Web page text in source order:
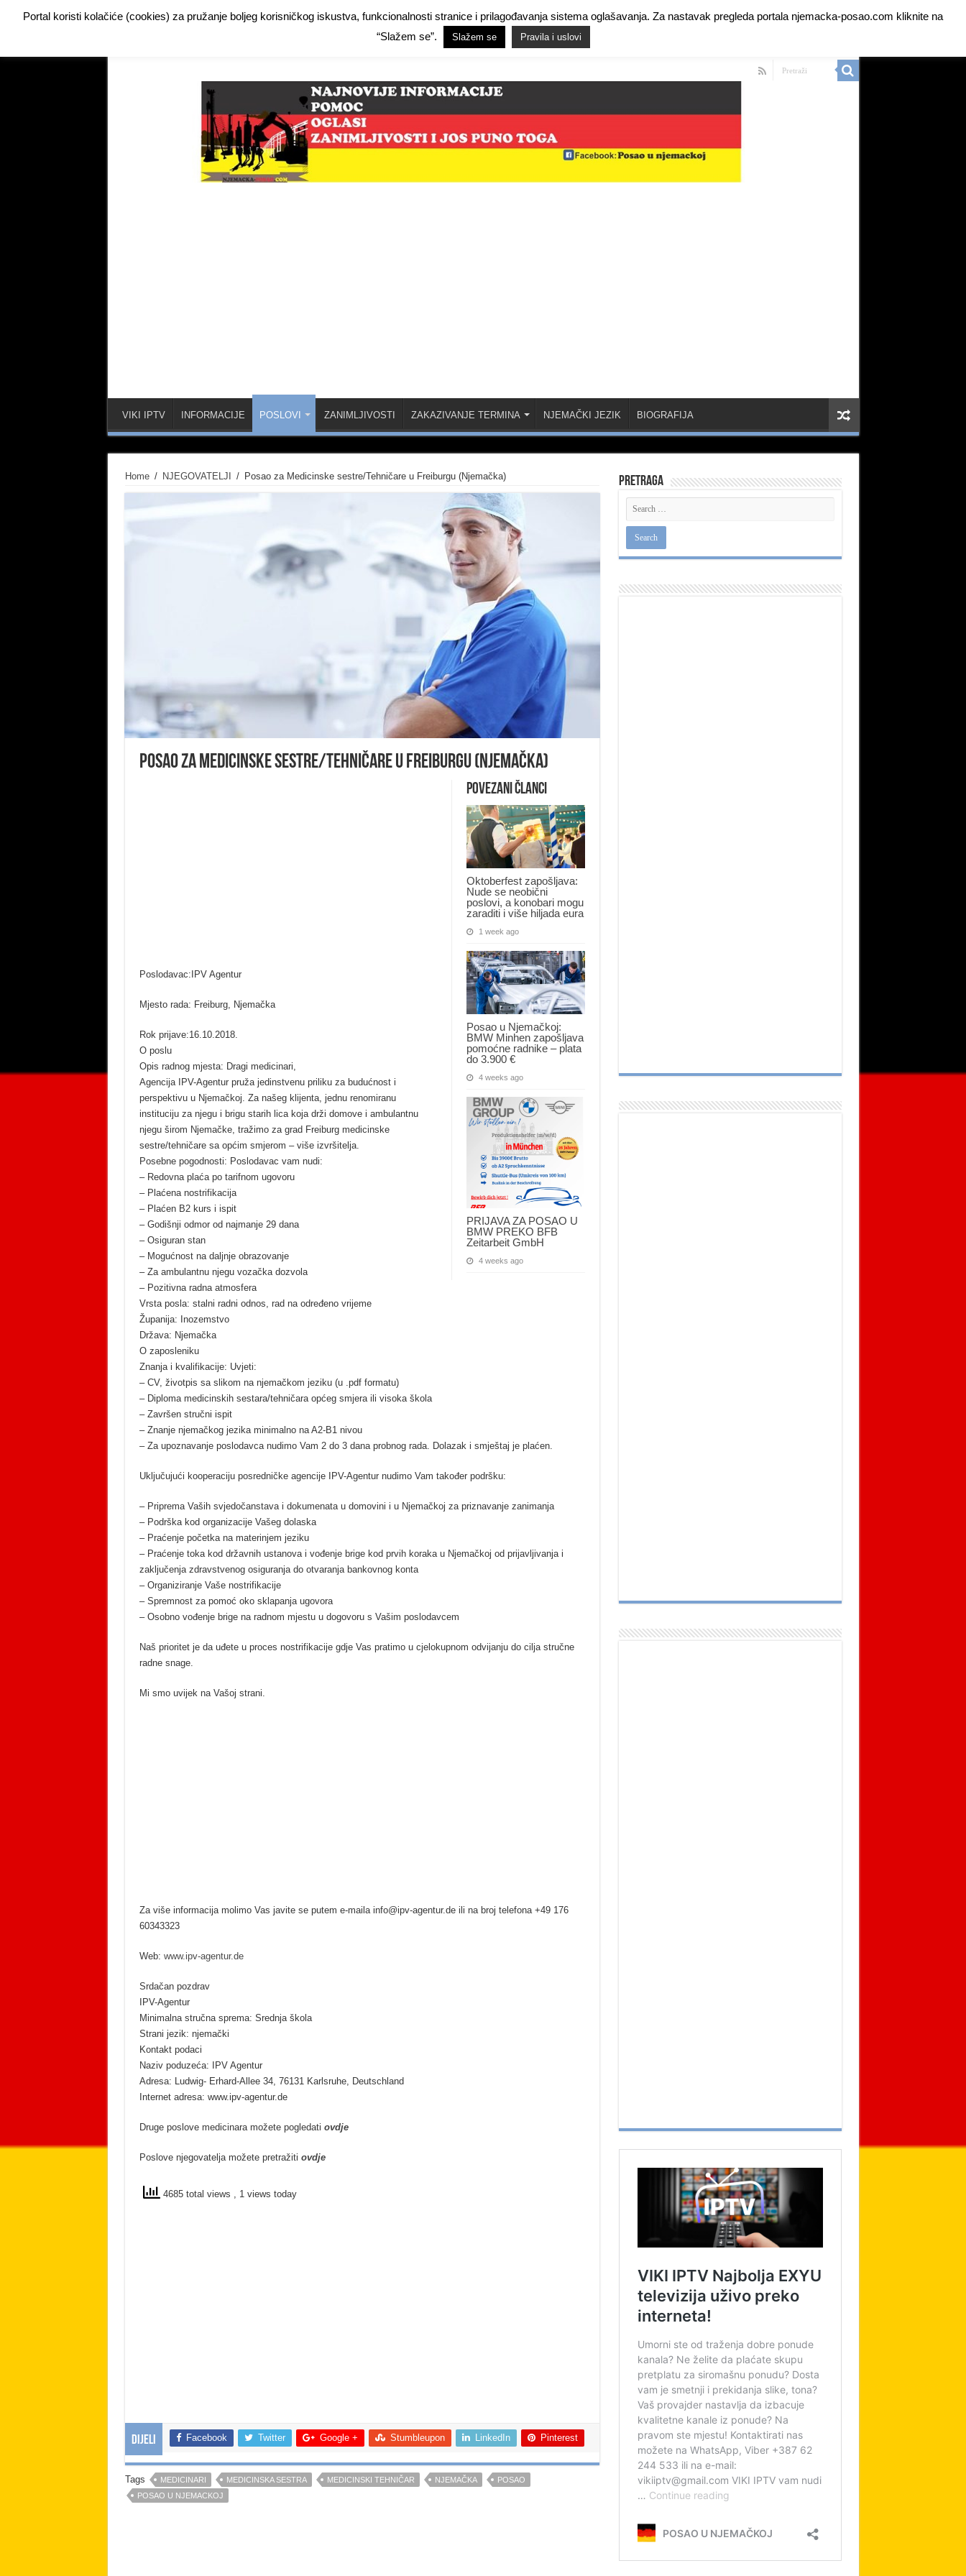
Facebook Demo Hide Ads for Premium Members
O NAMA PRAVILA I USLOVI
VIKI IPTV INFORMACIJE POSLOVI ZANIMLJIVOSTI ZAKAZIVANJE TERMINA NJEMAČKI JEZIK BIOGRAFIJA
Home / NJEGOVATELJI / Posao za Medicinske sestre/Tehničare u Freiburgu (Njemačka)
Posao za Medicinske sestre/Tehničare u Freiburgu (Njemačka)
Povezani članci
Oktoberfest zapošljava:
Nude se neobični
poslovi, a konobari mogu
zaraditi i više hiljada eura
1 week ago
Posao u Njemačkoj:
BMW Minhen zapošljava
pomoćne radnike – plata
do 3.900 €
4 weeks ago
PRIJAVA ZA POSAO U
BMW PREKO BFB
Zeitarbeit GmbH
4 weeks ago
Poslodavac:IPV Agentur
Mjesto rada: Freiburg, Njemačka
Rok prijave:16.10.2018.
O poslu
Opis radnog mjesta: Dragi medicinari,
Agencija IPV-Agentur pruža jedinstvenu priliku za budućnost i
perspektivu u Njemačkoj. Za našeg klijenta, jednu renomiranu
instituciju za njegu i brigu starih lica koja drži domove i ambulantnu
njegu širom Njemačke, tražimo za grad Freiburg medicinske
sestre/tehničare sa općim smjerom – više izvršitelja.
Posebne pogodnosti: Poslodavac vam nudi:
– Redovna plaća po tarifnom ugovoru
– Plaćena nostrifikacija
– Plaćen B2 kurs i ispit
– Godišnji odmor od najmanje 29 dana
– Osiguran stan
– Mogućnost na daljnje obrazovanje
– Za ambulantnu njegu vozačka dozvola
– Pozitivna radna atmosfera
Vrsta posla: stalni radni odnos, rad na određeno vrijeme
Županija: Inozemstvo
Država: Njemačka
O zaposleniku
Znanja i kvalifikacije: Uvjeti:
– CV, životpis sa slikom na njemačkom jeziku (u .pdf formatu)
– Diploma medicinskih sestara/tehničara općeg smjera ili visoka škola
– Završen stručni ispit
– Znanje njemačkog jezika minimalno na A2-B1 nivou
– Za upoznavanje poslodavca nudimo Vam 2 do 3 dana probnog rada. Dolazak i smještaj je plaćen.
Uključujući kooperaciju posredničke agencije IPV-Agentur nudimo Vam također podršku:
– Priprema Vaših svjedočanstava i dokumenata u domovini i u Njemačkoj za priznavanje zanimanja
– Podrška kod organizacije Vašeg dolaska
– Praćenje početka na materinjem jeziku
– Praćenje toka kod državnih ustanova i vođenje brige kod prvih koraka u Njemačkoj od prijavljivanja i
zaključenja zdravstvenog osiguranja do otvaranja bankovnog konta
– Organiziranje Vaše nostrifikacije
– Spremnost za pomoć oko sklapanja ugovora
– Osobno vođenje brige na radnom mjestu u dogovoru s Vašim poslodavcem
Naš prioritet je da uđete u proces nostrifikacije gdje Vas pratimo u cjelokupnom odvijanju do cilja stručne
radne snage.
Mi smo uvijek na Vašoj strani.
Za više informacija molimo Vas javite se putem e-maila info@ipv-agentur.de ili na broj telefona +49 176
60343323
Web: www.ipv-agentur.de
Srdačan pozdrav
IPV-Agentur
Minimalna stručna sprema: Srednja škola
Strani jezik: njemački
Kontakt podaci
Naziv poduzeća: IPV Agentur
Adresa: Ludwig- Erhard-Allee 34, 76131 Karlsruhe, Deutschland
Internet adresa: www.ipv-agentur.de
Druge poslove medicinara možete pogledati ovdje
Poslove njegovatelja možete pretražiti ovdje
4685 total views , 1 views today
Dijeli Facebook Twitter Google + Stumbleupon LinkedIn Pinterest
Tags MEDICINARI MEDICINSKA SESTRA MEDICINSKI TEHNIČAR NJEMAČKA
POSAO
POSAO U NJEMACKOJ
Pretraga
Portal koristi kolačiće (cookies) za pružanje boljeg korisničkog iskustva, funkcionalnosti stranice i prilagođavanja sistema oglašavanja. Za nastavak pregleda portala njemacka-posao.com kliknite na
“Slažem se”.
Slažem se Pravila i uslovi